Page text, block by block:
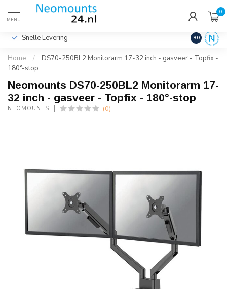
MENU
0
Incl. btw
Snelle Levering Hoge
9.0
Home /
DS70-250BL2 Monitorarm 17-32 inch - gasveer - Topfix -
180°-stop
Neomounts DS70-250BL2 Monitorarm 17-
32 inch - gasveer - Topfix - 180°-stop
NEOMOUNTS (0)